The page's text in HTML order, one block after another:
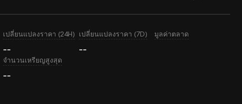
เปลี่ยนแปลงราคา (24H)
--
เปลี่ยนแปลงราคา (7D)
--
มูลค่าตลาด
จำนวนเหรียญสูงสุด
--